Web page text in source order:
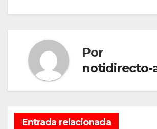
Por
notidirecto-
Entrada relacionada